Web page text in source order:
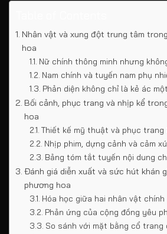
Nhân vật và xung đột trung tâm
hoa
Nữ chính thông minh nhưng
Nam chính và tuyến nam phụ
Phản diện không chỉ là kẻ ác
Bối cảnh, phục trang và nhịp kể
hoa
Thiết kế mỹ thuật và phục trang
Nhịp phim, dựng cảnh và cảm
Bảng tóm tắt tuyến nội dung
Đánh giá diễn xuất và sức hút khán
phương hoa
Hóa học giữa hai nhân vật chính
Phản ứng của cộng đồng yêu
So sánh với mặt bằng cổ trang